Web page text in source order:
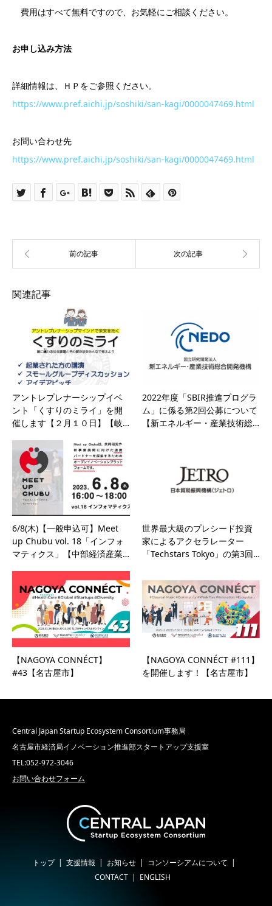
費用はすべて無料ですので、お気軽にご相談ください。
お申し込み方法
詳細情報は、ＨＰをご参照ください。
https://www.pref.aichi.jp/soshiki/san-kagi/0000047469.html
お問い合わせ先
https://www.pref.aichi.jp/soshiki/san-kagi/0000047469.html
関連記事
アントレプレナーシップイベ
ント「くすりのミライ」を開
催します【２月１０日】【岐…
2022年度「SBIR推進プログラ
ム」に係る第2回公募について
【新エネルギー・産業技術総…
6/8(木)【一般申込可】Meet
up Chubu vol. 18「インフォ
マティクス」【中部経済産業…
世界最大級のプレシード投資
家によるアクセラレーター
「Techstars Tokyo」の第3回…
【NAGOYA CONNÉCT】
#43【名古屋市】
【NAGOYA CONNÉCT #111】
を開催します！【名古屋市】
Central Japan Startup Ecosystem Consortium事務局
名古屋市経済局イノベーション推進部スタートアップ支援室
TEL:052-972-3046
お問い合わせフォーム
トップ 支援情報 お知らせ
コンソーシアムについて
CONTACT
ENGLISH